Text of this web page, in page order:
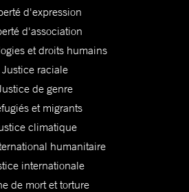
d'expression
d'association
et droits humains
Justice raciale
de genre
et migrants
climatique
humanitaire
internationale
de mort et torture